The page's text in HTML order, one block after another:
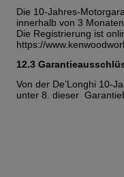
Die 10-Jahres-
innerhalb von 3
Die Registrierung ist
https://
12.3
Von der De’Longhi 10-
unter 8. dieser